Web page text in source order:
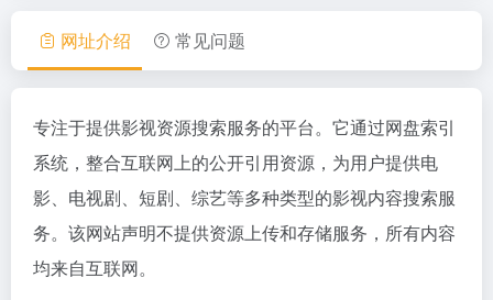
网址介绍 常见问题
专注于提供影视资源搜索服务的平台。它通过网盘索引
系统，整合互联网上的公开引用资源，为用户提供电
影、电视剧、短剧、综艺等多种类型的影视内容搜索服
务。该网站声明不提供资源上传和存储服务，所有内容
均来自互联网。